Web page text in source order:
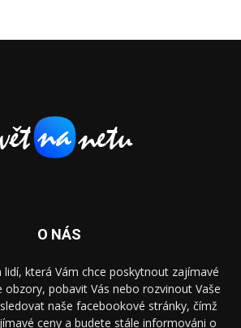
O NÁS
lidí, která Vám chce poskytnout zajímavé
obzory, pobavit Vás nebo rozvinout Vaše
naše facebookové stránky, čímž
ceny a budete stále informováni o